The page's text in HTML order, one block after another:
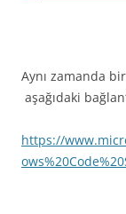
Aynı zamanda
aşağıdaki
https://